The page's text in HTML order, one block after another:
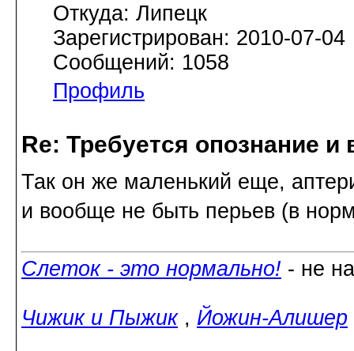
Откуда: Липецк
Зарегистрирован: 2010-07-04
Сообщений: 1058
Профиль
Re: Требуется опознание
Так он же маленький еще,
и вообще не быть перьев (в
Слеток - это нормально! - не
Чижик и Пыжик, Йожин-Алишер